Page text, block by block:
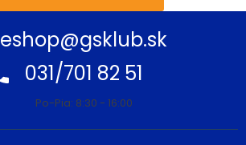
eshop@gsklub.sk
031/701 82 51
Po-Pia: 8:30 - 16:00